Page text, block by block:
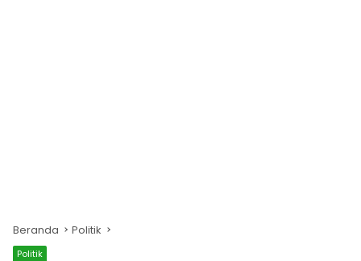
Beranda Politik
Politik